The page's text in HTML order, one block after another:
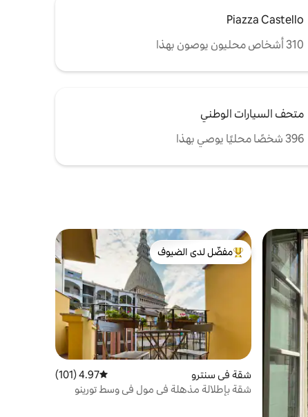
Piazza Castello
310 أشخاص محليون يوصون بهذا
متحف السيارات الوطني
396 شخصًا محليًا يوصي بهذا
من أبرز البيوت المفضّلة لدى الضيوف
مفضّل لدى الضيوف
شقة في سنترو متوسط التقييم 4.97 من 5، 101 مراجعات
4.97 (101)
شقة بإطلالة مذهلة في مول في وسط تورينو